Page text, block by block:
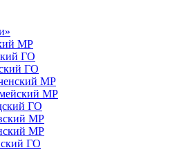
МР
ГО
ГО
МР
МР
ГО
МР
МР
ГО